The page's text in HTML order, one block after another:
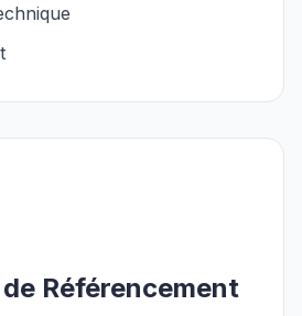
Référencement